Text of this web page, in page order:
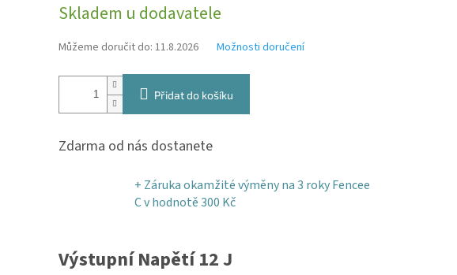
cena:
Skladem u dodavatele
Můžeme doručit do: 11.8.2026 Možnosti doručení
Přidat do košíku
Zdarma od nás dostanete
+ Záruka okamžité výměny na 3 roky Fencee
Cv hodnotě 300 Kč
Výstupní Napětí 12 J